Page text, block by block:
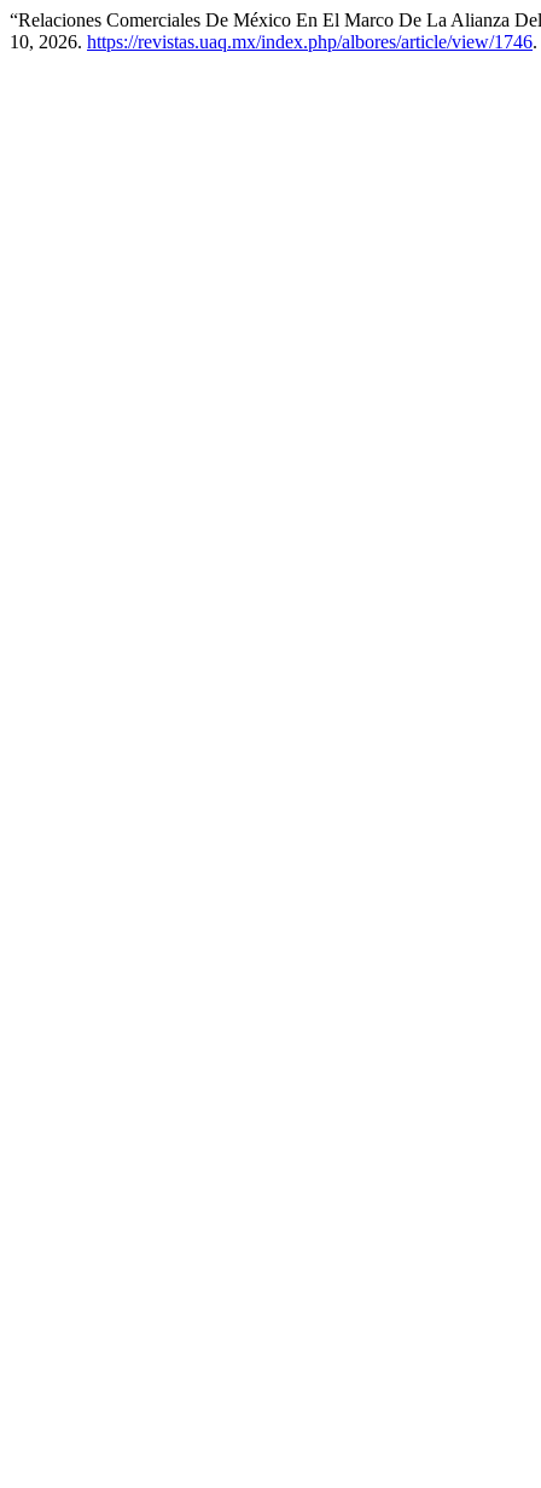
“Relaciones Comerciales De México En El Marco De La Alianza
10, 2026. https://revistas.uaq.mx/index.php/albores/article/view/1746.